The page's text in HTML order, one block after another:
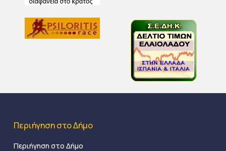
Περιήγηση στο Δήμο
Περιήγηση στο Δήμο